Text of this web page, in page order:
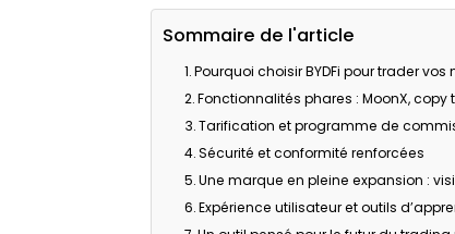
Sommaire de l'article
Pourquoi choisir BYDFi pour trader
Fonctionnalités phares : MoonX,
Tarification et programme de
Sécurité et conformité renforcées
Une marque en pleine expansion :
Expérience utilisateur et outils